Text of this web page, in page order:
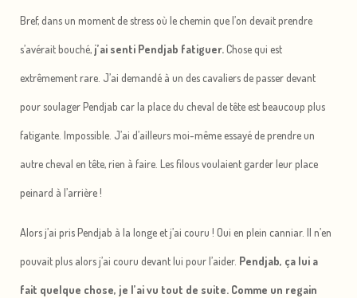
Bref, dans un moment de stress où le chemin que l’on devait prendre
s’avérait bouché, j’ai senti Pendjab fatiguer.Chose qui est
extrêmement rare. J’ai demandé à un des cavaliers de passer devant
pour soulager Pendjab car la place du cheval de tête est beaucoup plus
fatigante. Impossible. J’ai d’ailleurs moi-même essayé de prendre un
autre cheval en tête, rien à faire. Les filous voulaient garder leur place
peinard à l’arrière !
Alors j’ai pris Pendjab à la longe et j’ai couru ! Oui en plein canniar. Il n’en
pouvait plus alors j’ai couru devant lui pour l’aider. Pendjab, ça lui a
fait quelque chose, je l’ai vu tout de suite. Comme un regain